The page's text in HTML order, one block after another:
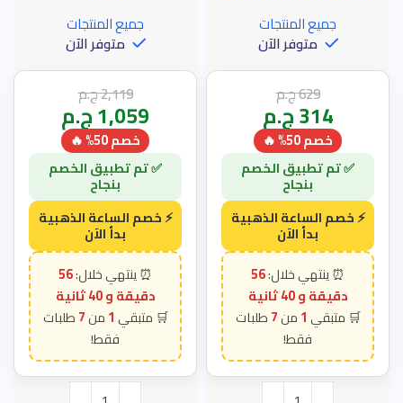
جميع المنتجات
متوفر الآن
629ج.م
314ج.م
خصم 50% 🔥
56
دقيقة و 39 ثانية
1
7
جميع المنتجات
متوفر الآن
2,119ج.م
1,059ج.م
خصم 50% 🔥
56
دقيقة و 39 ثانية
1
7